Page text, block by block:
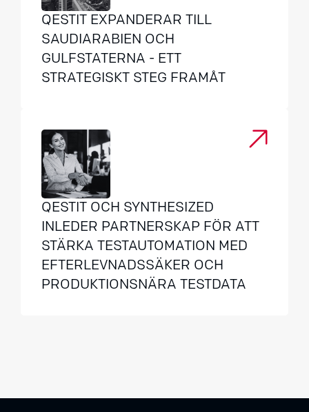
QESTIT EXPANDERAR TILL
SAUDIARABIEN OCH
GULFSTATERNA - ETT
STRATEGISKT STEG FRAMÅT
QESTIT OCH SYNTHESIZED
INLEDER PARTNERSKAP FÖR ATT
STÄRKA TESTAUTOMATION MED
EFTERLEVNADSSÄKER OCH
PRODUKTIONSNÄRA TESTDATA